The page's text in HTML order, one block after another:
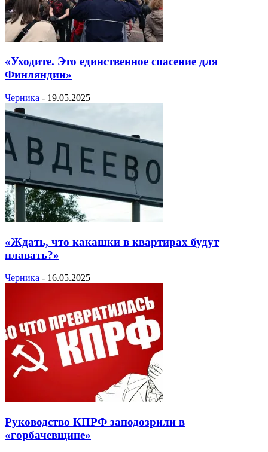
«Уходите. Это единственное спасение для
Финляндии»
Черника - 19.05.2025
«Ждать, что какашки в квартирах будут
плавать?»
Черника - 16.05.2025
Руководство КПРФ заподозрили в
«горбачевщине»